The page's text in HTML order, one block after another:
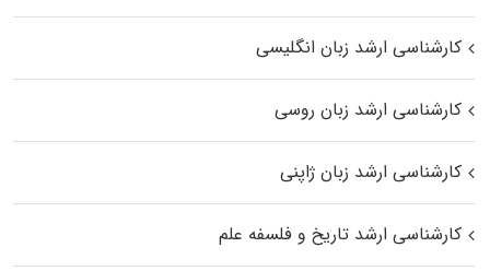
کارشناسی ارشد زبان انگلیسی
کارشناسی ارشد زبان روسی
کارشناسی ارشد زبان ژاپنی
کارشناسی ارشد تاریخ و فلسفه علم